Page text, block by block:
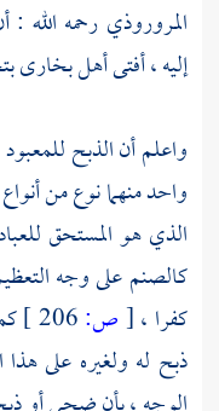
المروروذي رحمه الله :
إليه ، أفتى أهلبخارى
واعلم أن الذبح
واحد منهما نوع من
الذي هو المستحق
كالصنم على وجه
كفرا ،[ص:
ذبح له ولغيره على هذا